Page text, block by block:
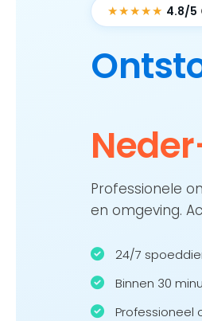
★★★★★ 4.8/5
Professionele
en omgeving.
24/7
Binnen 30
Professioneel